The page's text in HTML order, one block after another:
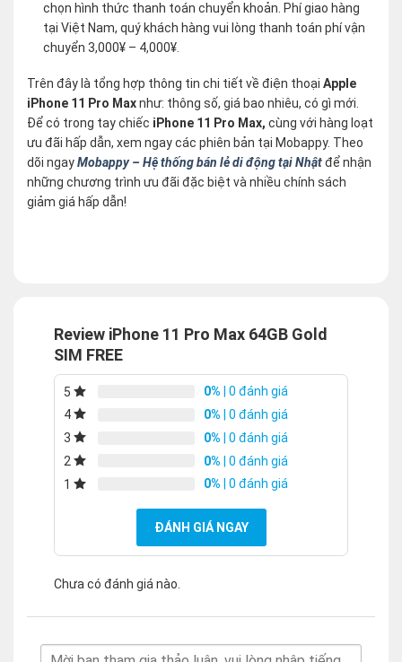
chọn hình thức thanh toán chuyển khoản. Phí giao hàng
tại Việt Nam, quý khách hàng vui lòng thanh toán phí vận
chuyển 3,000¥ – 4,000¥.
Trên đây là tổng hợp thông tin chi tiết về điện thoại Apple
iPhone 11 Pro Maxnhư: thông số, giá bao nhiêu, có gì mới.
Để có trong tay chiếc iPhone 11 Pro Max, cùng với hàng loạt
ưu đãi hấp dẫn, xem ngay các phiên bản tại Mobappy. Theo
dõi ngayMobappy – Hệ thống bán lẻ di động tại Nhậtđể nhận
những chương trình ưu đãi đặc biệt và nhiều chính sách
giảm giá hấp dẫn!
Review iPhone 11 Pro Max 64GB Gold
SIM FREE
5 0% | 0 đánh giá
4
0% | 0 đánh giá
3
0% | 0 đánh giá
2
0% | 0 đánh giá
1
0% | 0 đánh giá
ĐÁNH GIÁ NGAY
Chưa có đánh giá nào.